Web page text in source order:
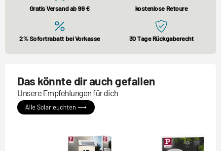
Gratis Versand ab 99 € kostenlose Retoure
2% Sofortrabatt bei Vorkasse 30 Tage Rückgaberecht
Das könnte dir auch gefallen
Unsere Empfehlungen für dich
Alle Solarleuchten ⟶